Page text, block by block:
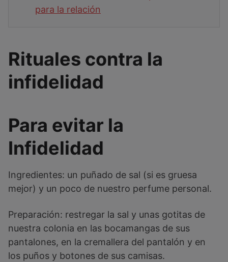
para la relación
Rituales contra la
infidelidad
Para evitar la
Infidelidad
Ingredientes: un puñado de sal (si es gruesa
mejor) y un poco de nuestro perfume personal.
Preparación: restregar la sal y unas gotitas de
nuestra colonia en las bocamangas de sus
pantalones, en la cremallera del pantalón y en
los puños y botones de sus camisas.